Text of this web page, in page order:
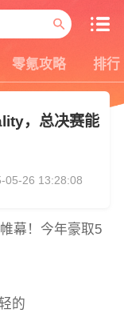
零氪攻略 排行
，总决赛能
05-26 13:28:08
幕！今年豪取5
的